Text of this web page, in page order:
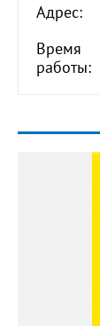
Адрес:
Время
работы: